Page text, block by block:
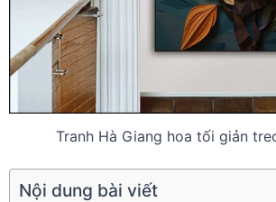
Tranh Hà Giang hoa tối giản
Nội dung bài viết